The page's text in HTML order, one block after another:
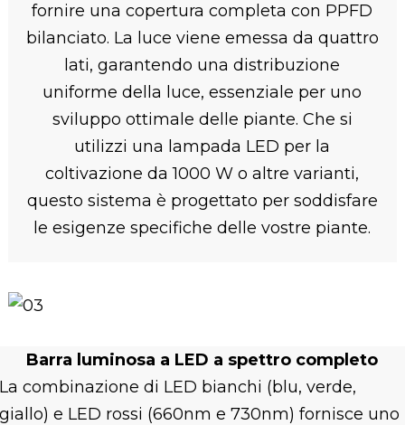
fornire una copertura completa con PPFD
bilanciato. La luce viene emessa da quattro
lati, garantendo una distribuzione
uniforme della luce, essenziale per uno
sviluppo ottimale delle piante. Che si
utilizzi una lampada LED per la
coltivazione da 1000 W o altre varianti,
questo sistema è progettato per soddisfare
le esigenze specifiche delle vostre piante.
Barra luminosa a LED a spettro completo
combinazione di LED bianchi (blu, verde,
e LED rossi (660nm e 730nm) fornisce uno